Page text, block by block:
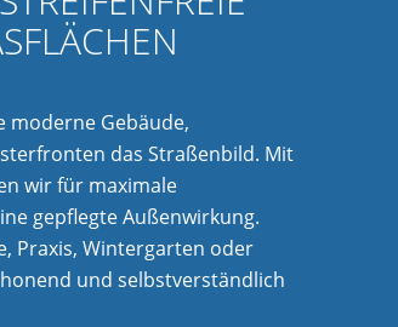
moderne Gebäude,
das Straßenbild. Mit
wir für maximale
gepflegte Außenwirkung.
Praxis, Wintergarten oder
und selbstverständlich